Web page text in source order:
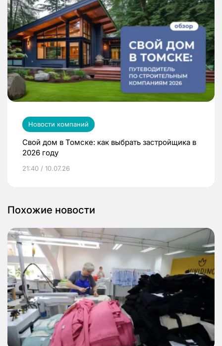
Новости компаний
Свой дом в Томске: как выбрать застройщика в
2026 году
21:40 / 10.07.26
Похожие новости